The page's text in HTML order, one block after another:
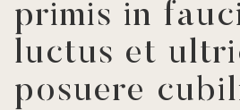
primis in
luctus et
posuere